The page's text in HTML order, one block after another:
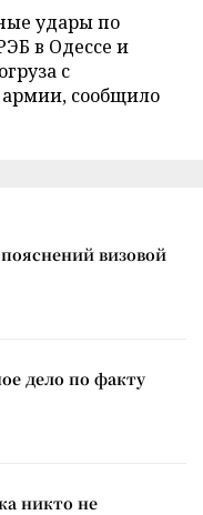
удары по
в Одессе и
с
сообщило
визовой
дело по факту
никто не